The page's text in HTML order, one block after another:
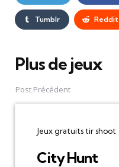
Tumblr Reddit
Plus de jeux
Post
navigation
Post Précédent
Jeux gratuits tir shoot
City Hunt